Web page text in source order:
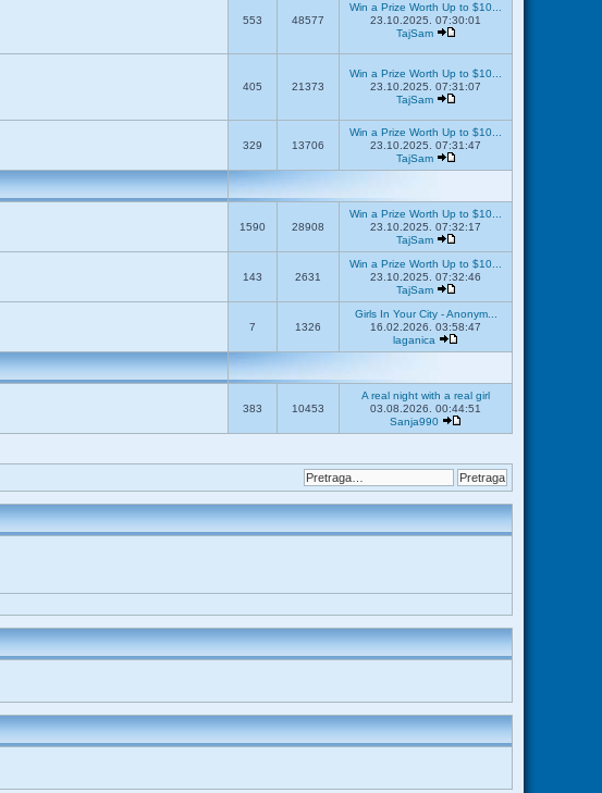
553 48577
Win a Prize Worth Up to $10...
23.10.2025. 07:30:01
TajSam
405 21373
Win a Prize Worth Up to $10...
23.10.2025. 07:31:07
TajSam
329 13706
Win a Prize Worth Up to $10...
23.10.2025. 07:31:47
TajSam
1590 28908
Win a Prize Worth Up to $10...
23.10.2025. 07:32:17
TajSam
143 2631
Win a Prize Worth Up to $10...
23.10.2025. 07:32:46
TajSam
7 1326
Girls In Your City - Anonym...
16.02.2026. 03:58:47
laganica
383 10453
A real night with a real girl
03.08.2026. 00:44:51
Sanja990